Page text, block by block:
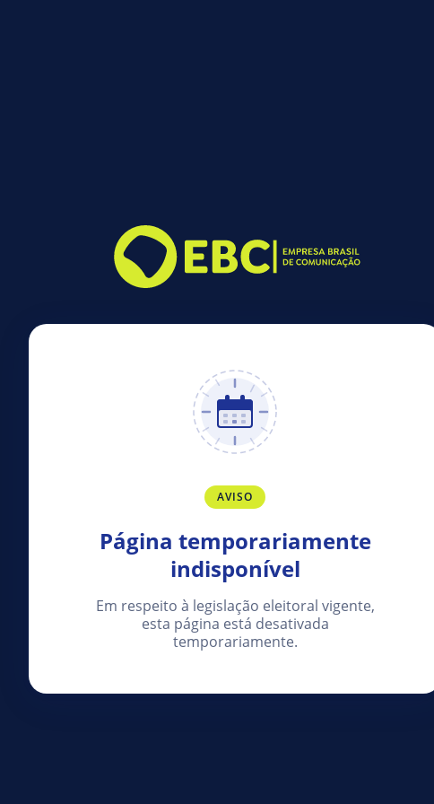
AVISO
Página temporariamente
indisponível
Em respeito à legislação eleitoral vigente,
esta página está desativada
temporariamente.